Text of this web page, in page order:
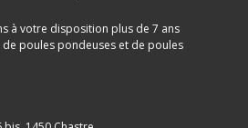
à votre disposition plus de 7 ans
de poules pondeuses et de poules